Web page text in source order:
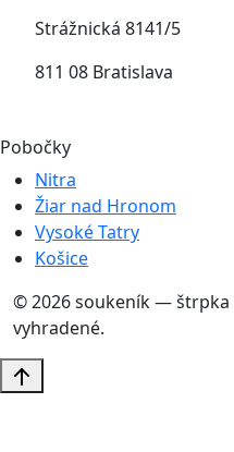
Strážnická 8141/5
811 08 Bratislava
Pobočky
Nitra
Žiar nad Hronom
Vysoké Tatry
Košice
© 2026 soukeník — štrpka
vyhradené.